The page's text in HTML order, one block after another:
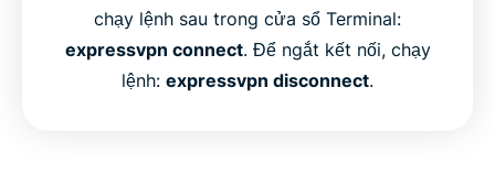
chạy lệnh sau trong cửa sổ Terminal:
expressvpn connect. Để ngắt kết nối, chạy
lệnh: expressvpn disconnect.